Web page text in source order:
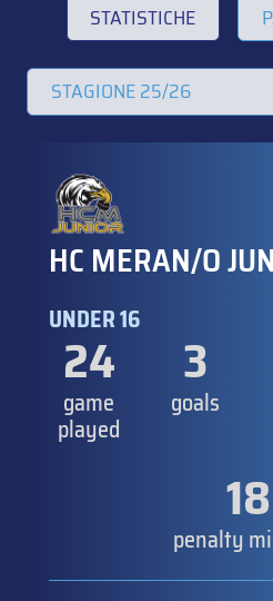
STATISTICHE
HC MERAN/O
UNDER 16
24
game
played
3
goals
18
penalty